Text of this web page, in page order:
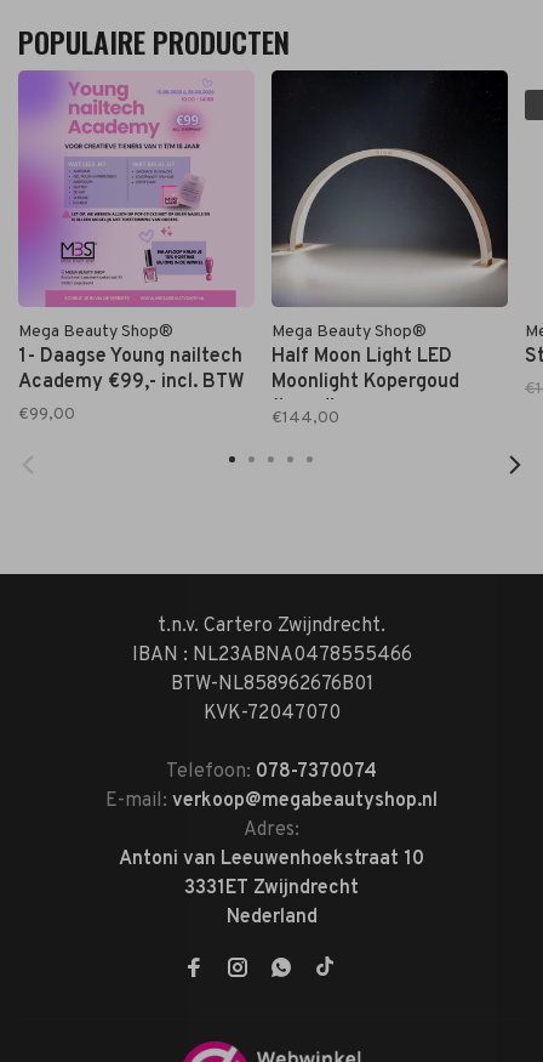
POPULAIRE PRODUCTEN
Mega Beauty Shop®
1- Daagse Young nailtech
Academy €99,- incl. BTW
€99,00
Mega Beauty Shop®
Half Moon Light LED
Moonlight Kopergoud
(breed)
€144,00
t.n.v. Cartero Zwijndrecht.
IBAN : NL23ABNA0478555466
BTW-NL858962676B01
KVK-72047070
Telefoon: 078-7370074
E-mail: verkoop@megabeautyshop.nl
Adres:
Antoni van Leeuwenhoekstraat 10
3331ET Zwijndrecht
Nederland